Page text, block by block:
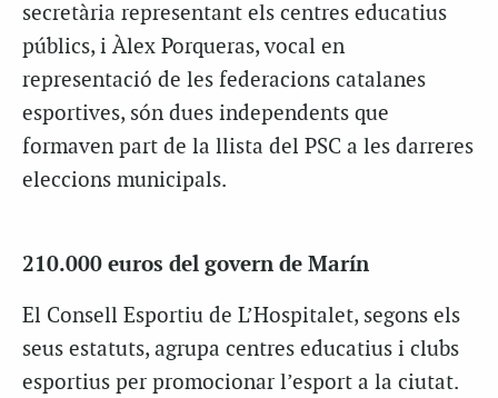
secretària representant els centres educatius
públics, i Àlex Porqueras, vocal en
representació de les federacions catalanes
esportives, són dues independents que
formaven part de la llista del PSC a les darreres
eleccions municipals.
210.000 euros del govern de Marín
El Consell Esportiu de L’Hospitalet, segons els
seus estatuts, agrupa centres educatius i clubs
esportius per promocionar l’esport a la ciutat.